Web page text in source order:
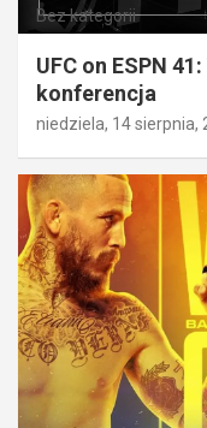
Bez kategorii
UFC on ESPN
konferencja
niedziela, 14 sierpnia,